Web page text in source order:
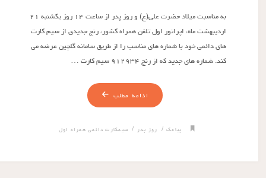
به مناسبت میلاد حضرت علی(ع) و روز پدر از ساعت ۱۴ روز یکشنبه ۲۱
اردیبهشت ماه، اپراتور اول تلفن همراه کشور، رنج جدیدی از سیم کارت
های دائمی خود با شماره های مناسب را از طریق سامانه گلچین عرضه می
کند. شماره های جدید که از رنج ۹۱۲۹۳۴ سیم کارت …
ادامه مطلب
پیامک / روز پدر/ سیمكارت دائمی همراه اول